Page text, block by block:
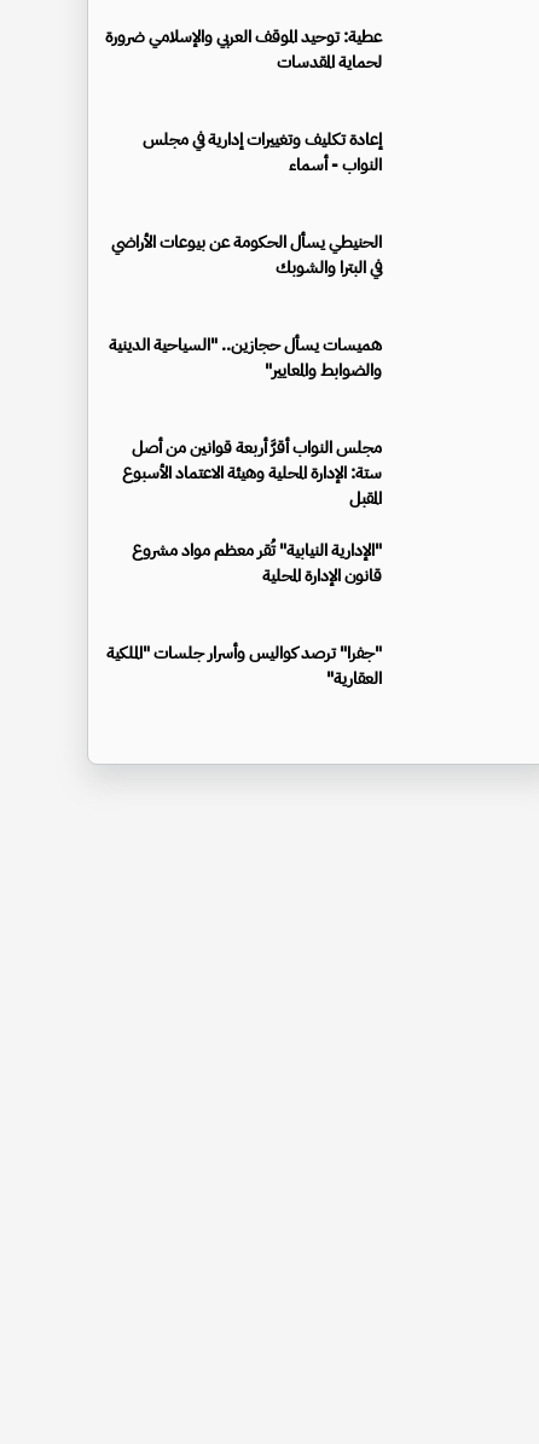
عطية: توحيد الموقف العربي والإسلامي ضرورة
لحماية المقدسات
إعادة تكليف وتغييرات إدارية في مجلس
النواب - أسماء
الحنيطي يسأل الحكومة عن بيوعات الأراضي
في البترا والشوبك
هميسات يسأل حجازين.. "السياحية الدينية
والضوابط والمعايير"
مجلس النواب أقرَّ أربعة قوانين من أصل
ستة: الإدارة المحلية وهيئة الاعتماد الأسبوع
المقبل
"الإدارية النيابية" تُقر معظم مواد مشروع
قانون الإدارة المحلية
"جفرا" ترصد كواليس وأسرار جلسات "الملكية
العقارية"